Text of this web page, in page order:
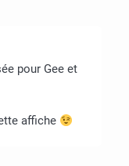
pour Gee et
affiche